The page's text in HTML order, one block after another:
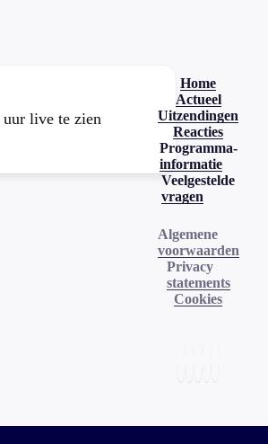
uur live te zien
Home
Actueel
Uitzendingen
Reacties
Programma-
informatie
Veelgestelde
vragen
Algemene
voorwaarden
Privacy
statements
Cookies